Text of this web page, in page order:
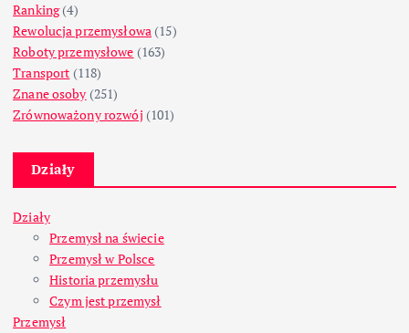
Ranking(4)
Rewolucja przemysłowa (15)
Roboty przemysłowe (163)
Transport (118)
Znane osoby (251)
Zrównoważony rozwój (101)
Działy
Działy
Przemysł na świecie
Przemysł w Polsce
Historia przemysłu
Czym jest przemysł
Przemysł